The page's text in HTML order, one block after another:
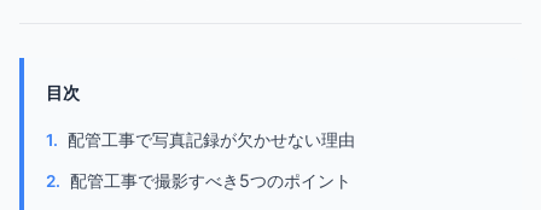
目次
配管工事で写真記録が欠かせない理由
配管工事で撮影すべき5つのポイント